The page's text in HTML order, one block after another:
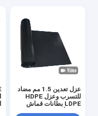
عزل تعدين 1.5 مم مضاد
للتسرب وعزل HDPE
LDPE بطانات قماش